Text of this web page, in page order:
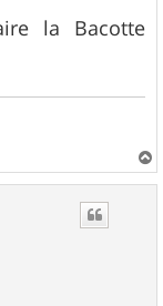
la Bacotte
a